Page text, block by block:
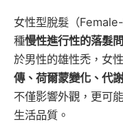
女性型脫髮（
種慢性進行性的落髮
於男性的雄性禿，女
傳、荷爾蒙變化、代
不僅影響外觀，更可
生活品質。